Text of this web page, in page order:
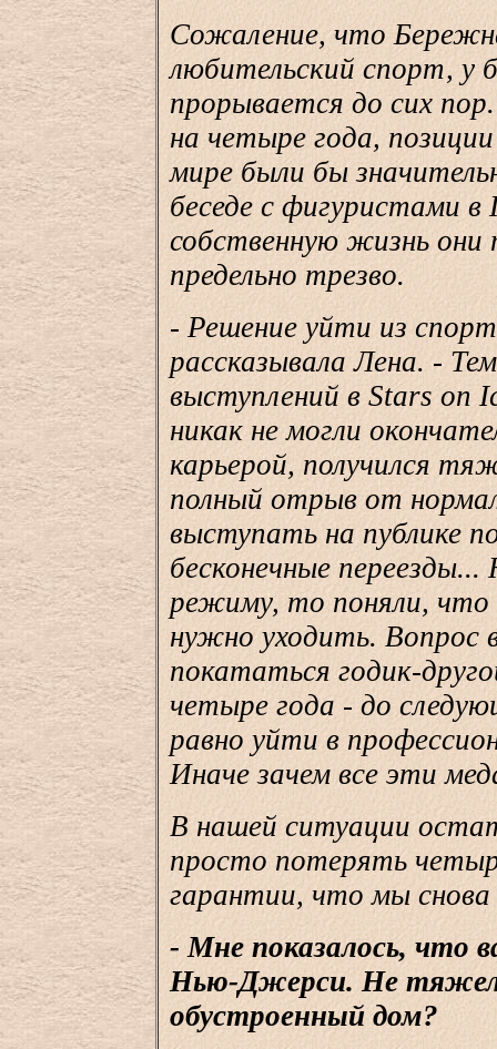
Сожаление, что
любительский спорт, у
прорывается до сих
на четыре года,
мире были бы
беседе с фигуристами
собственную жизнь
предельно трезво.
- Решение уйти из
рассказывала Лена. -
выступлений в Stars on
никак не могли
карьерой, получился
полный отрыв от
выступать на публике
бесконечные
режиму, то поняли, что
нужно уходить. Вопрос
покататься годик-
четыре года - до
равно уйти в
Иначе зачем все эти
В нашей ситуации
просто потерять
гарантии, что мы
- Мне показалось, что
Нью-Джерси. Не
обустроенный дом?